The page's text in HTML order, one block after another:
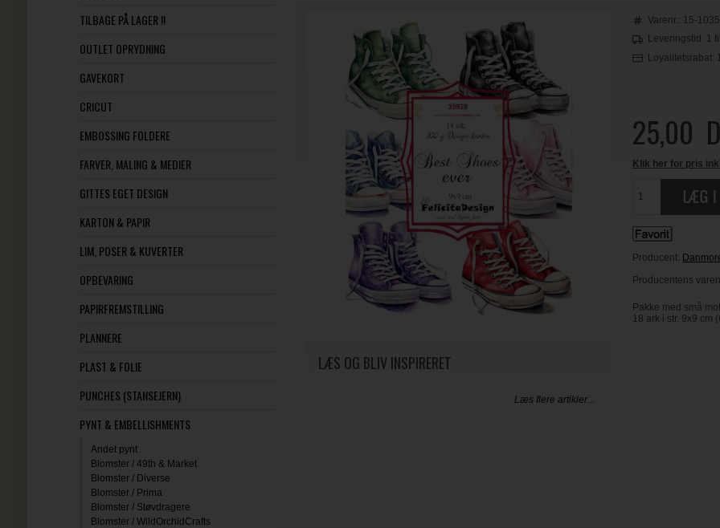
TILBAGE PÅ LAGER !!
OUTLET OPRYDNING
GAVEKORT
CRICUT
EMBOSSING FOLDERE
FARVER, MALING & MEDIER
GITTES EGET DESIGN
KARTON & PAPIR
LIM, POSER & KUVERTER
OPBEVARING
PAPIRFREMSTILLING
PLANNERE
PLAST & FOLIE
PUNCHES (STANSEJERN)
PYNT & EMBELLISHMENTS
Andet pynt
Blomster / 49th & Market
Blomster / Diverse
Blomster / Prima
Blomster / Støvdragere
Blomster / WildOrchidCrafts
Varenr.: 15-
Leveringstid: 1
Loyalitetsrabat:
25,00
Klik her for pris
Producent:
Producentens
Pakke med små
18 ark i str. 9x9 cm
LÆS OG BLIV INSPIRERET
Læs flere artikler...